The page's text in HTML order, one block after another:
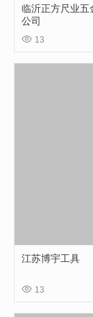
临沂正方尺业五
公司
 13
江苏博宇工具
 13